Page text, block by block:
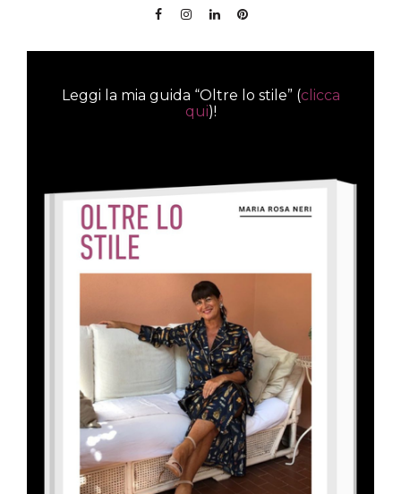
Leggi la mia guida “Oltre lo stile” (clicca
qui)!